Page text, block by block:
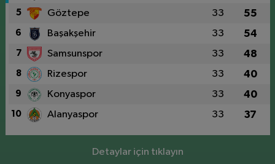
5 Göztepe 33 55
6 Başakşehir 33 54
7 Samsunspor 33 48
8 Rizespor 33 40
9 Konyaspor 33 40
10 Alanyaspor 33 37
Detaylar için tıklayın